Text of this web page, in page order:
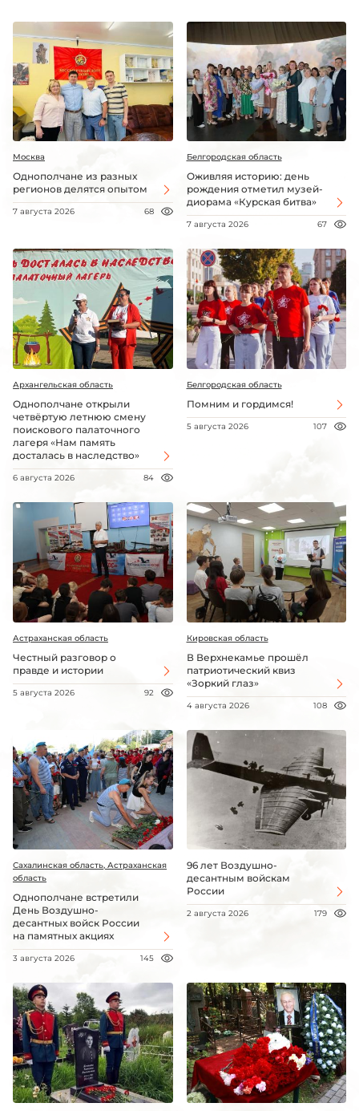
Москва
Однополчане из разных
регионов делятся опытом
7 августа 2026 68
Белгородская область
Оживляя историю: день
рождения отметил музей-
диорама «Курская битва»
7 августа 2026 67
Архангельская область
Однополчане открыли
четвёртую летнюю смену
поискового палаточного
лагеря «Нам память
досталась в наследство»
6 августа 2026 84
Белгородская область
Помним и гордимся!
5 августа 2026 107
Астраханская область
Честный разговор о
правде и истории
5 августа 2026 92
Кировская область
В Верхнекамье прошёл
патриотический квиз
«Зоркий глаз»
4 августа 2026 108
Сахалинская область, Астраханская
область
Однополчане встретили
День Воздушно-
десантных войск России
на памятных акциях
3 августа 2026 145
96 лет Воздушно-
десантным войскам
России
2 августа 2026 179